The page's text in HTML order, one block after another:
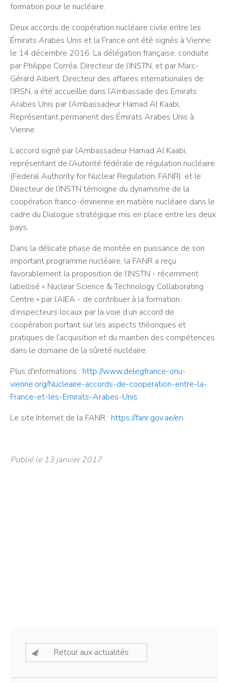
formation pour le nucléaire.
Deux accords de coopération nucléaire civile entre les
Émirats Arabes Unis et la France ont été signés à Vienne
le 14 décembre 2016. La délégation française, conduite
par Philippe Corréa, Directeur de l’INSTN, et par Marc-
Gérard Albert, Directeur des affaires internationales de
l’IRSN, a été accueillie dans l’Ambassade des Emirats
Arabes Unis par l’Ambassadeur Hamad Al Kaabi,
Représentant permanent des Émirats Arabes Unis à
Vienne.
L’accord signé par l’Ambassadeur Hamad Al Kaabi,
représentant de l’Autorité fédérale de régulation nucléaire
(Federal Authority for Nuclear Regulation, FANR), et le
Directeur de l’INSTN témoigne du dynamisme de la
coopération franco-émirienne en matière nucléaire dans le
cadre du Dialogue stratégique mis en place entre les deux
pays.
Dans la délicate phase de montée en puissance de son
important programme nucléaire, la FANR a reçu
favorablement la proposition de l’INSTN - récemment
labellisé « Nuclear Science & Technology Collaborating
Centre » par l’AIEA - de contribuer à la formation
d’inspecteurs locaux par la voie d’un accord de
coopération portant sur les aspects théoriques et
pratiques de l’acquisition et du maintien des compétences
dans le domaine de la sûreté nucléaire.
Plus d'informations : http://www.delegfrance-onu-
vienne.org/Nucleaire-accords-de-cooperation-entre-la-
France-et-les-Emirats-Arabes-Unis
Le site Internet de la FANR : https://fanr.gov.ae/en
Publié le 13 janvier 2017
Retour aux actualités